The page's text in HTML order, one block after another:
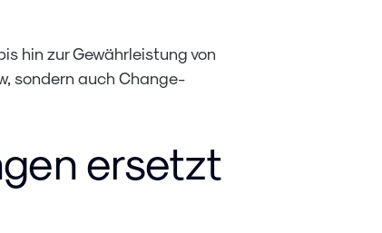
hin zur Gewährleistung von
sondern auch Change-
ersetzt